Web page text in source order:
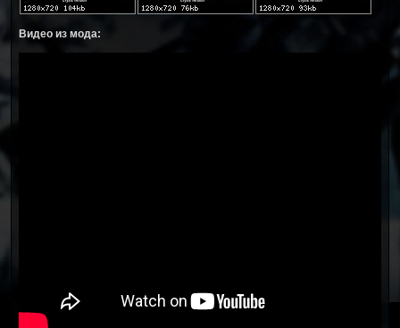
Видео из мода: